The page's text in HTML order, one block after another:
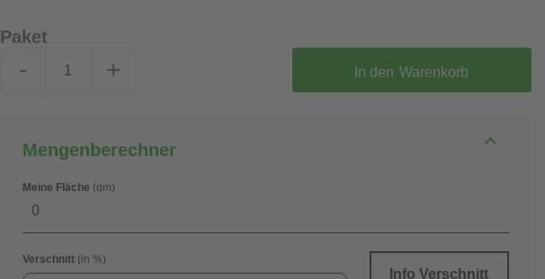
Paket
- + In den Warenkorb
Mengenberechner
Meine Fläche (qm)
Verschnitt (in %)
Info Verschnitt